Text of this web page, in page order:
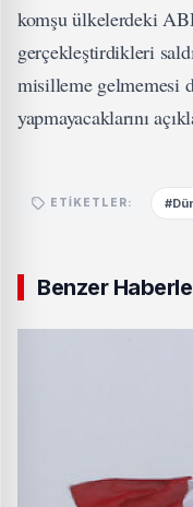
komşu ülkelerdeki
gerçekleştirdikleri
misilleme gelmemesi
yapmayacaklarını
ETIKETLER:
Benzer